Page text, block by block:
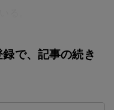
で、記事の続き